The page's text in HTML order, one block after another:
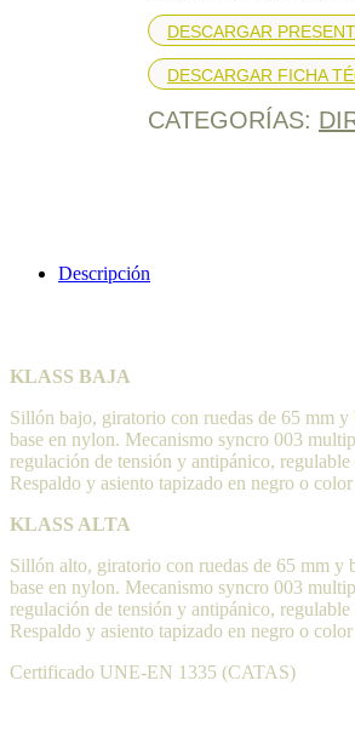
DESCARGAR
DESCARGAR FICHA
CATEGORÍAS:
Descripción
KLASS BAJA
Sillón bajo, giratorio con ruedas de 65 mm y
base en nylon. Mecanismo syncro 003
regulación de tensión y antipánico, regulable
Respaldo y asiento tapizado en negro o color
KLASS ALTA
Sillón alto, giratorio con ruedas de 65 mm y
base en nylon. Mecanismo syncro 003
regulación de tensión y antipánico, regulable
Respaldo y asiento tapizado en negro o color
Certificado UNE-EN 1335 (CATAS)